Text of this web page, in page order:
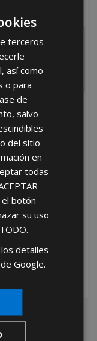
Otros
Privacidad
empresas minoristas y
terceros
así como
o para
de
salvo
del sitio
en
todas
botón
su uso
.
detalles
Google.